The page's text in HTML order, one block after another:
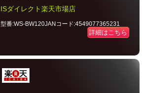
ISダイレクト楽天市場店
型番:WS-BW120JANコード:4549077365231
詳細はこちら